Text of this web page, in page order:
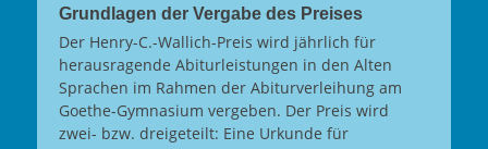
Grundlagen der Vergabe des Preises
Der Henry-C.-Wallich-Preis wird jährlich für
herausragende Abiturleistungen in den Alten
Sprachen im Rahmen der Abiturverleihung am
Goethe-Gymnasium vergeben. Der Preis wird
zwei- bzw. dreigeteilt: Eine Urkunde für